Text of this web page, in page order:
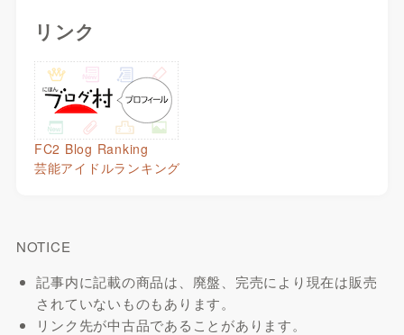
リンク
FC2 Blog Ranking
芸能アイドルランキング
NOTICE
記事内に記載の商品は、廃盤、完売により現在は販売
されていないものもあります。
リンク先が中古品であることがあります。